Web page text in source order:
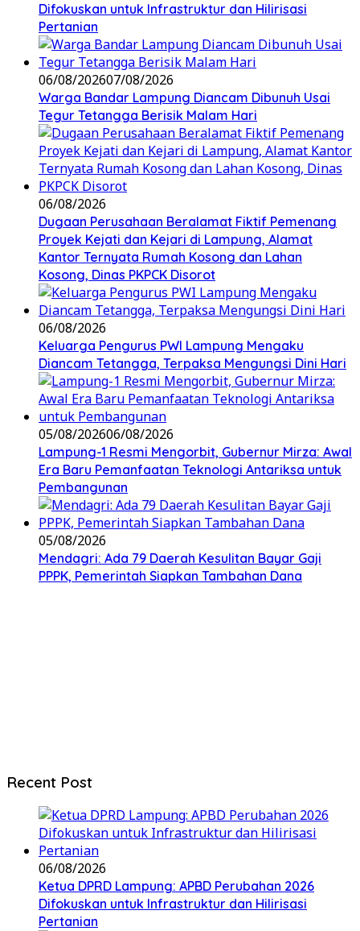
Difokuskan untuk Infrastruktur dan Hilirisasi
Pertanian
06/08/202607/08/2026
Warga Bandar Lampung Diancam Dibunuh Usai
Tegur Tetangga Berisik Malam Hari
06/08/2026
Dugaan Perusahaan Beralamat Fiktif Pemenang
Proyek Kejati dan Kejari di Lampung, Alamat
Kantor Ternyata Rumah Kosong dan Lahan
Kosong, Dinas PKPCK Disorot
06/08/2026
Keluarga Pengurus PWI Lampung Mengaku
Diancam Tetangga, Terpaksa Mengungsi Dini Hari
05/08/202606/08/2026
Lampung-1 Resmi Mengorbit, Gubernur Mirza: Awal
Era Baru Pemanfaatan Teknologi Antariksa untuk
Pembangunan
05/08/2026
Mendagri: Ada 79 Daerah Kesulitan Bayar Gaji
PPPK, Pemerintah Siapkan Tambahan Dana
Recent Post
06/08/2026
Ketua DPRD Lampung: APBD Perubahan 2026
Difokuskan untuk Infrastruktur dan Hilirisasi
Pertanian